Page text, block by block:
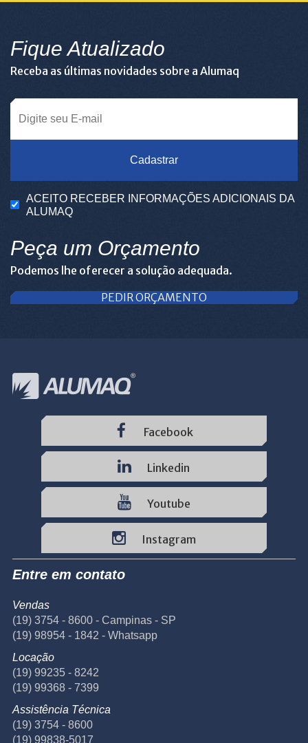
Fique Atualizado
Receba as últimas novidades sobre a Alumaq
Cadastrar
ACEITO RECEBER INFORMAÇÕES ADICIONAIS DA
ALUMAQ
Peça um Orçamento
Podemos lhe oferecer a solução adequada.
PEDIR ORÇAMENTO
Facebook
Linkedin
Youtube
Instagram
Entre em contato
Vendas
(19) 3754 - 8600 - Campinas - SP
(19) 98954 - 1842 - Whatsapp
Locação
(19) 99235 - 8242
(19) 99368 - 7399
Assistência Técnica
(19) 3754 - 8600
(19) 99838-5017